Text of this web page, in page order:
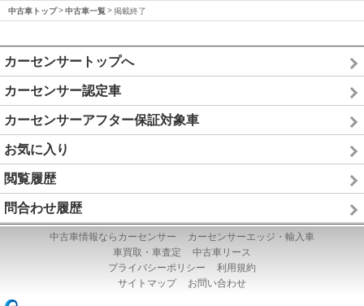
中古車トップ 中古車一覧 掲載終了
カーセンサートップへ
カーセンサー認定車
カーセンサーアフター保証対象車
お気に入り
閲覧履歴
問合わせ履歴
中古車情報ならカーセンサー
カーセンサーエッジ・輸入車
車買取・車査定
中古車リース
プライバシーポリシー
利用規約
サイトマップ
お問い合わせ